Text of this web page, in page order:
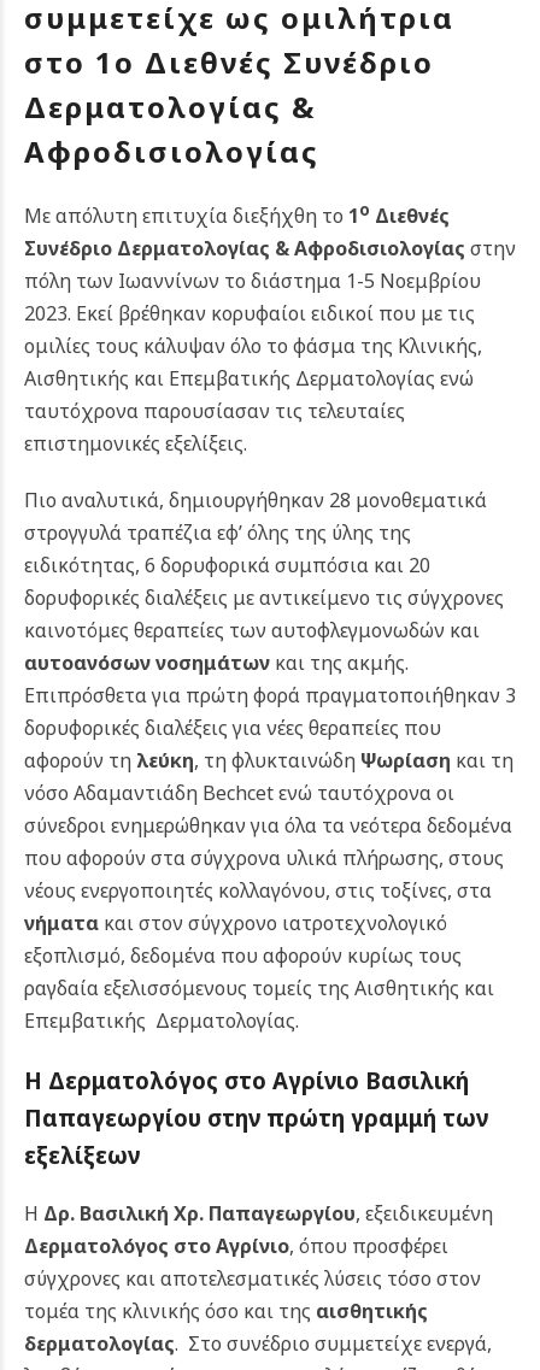
συμμετείχε ως ομιλήτρια
στο 1ο Διεθνές Συνέδριο
Δερματολογίας &
Αφροδισιολογίας
Με απόλυτη επιτυχία διεξήχθη το 1ο Διεθνές
Συνέδριο Δερματολογίας & Αφροδισιολογίας στην
πόλη των Ιωαννίνων το διάστημα 1-5 Νοεμβρίου
2023. Εκεί βρέθηκαν κορυφαίοι ειδικοί που με τις
ομιλίες τους κάλυψαν όλο το φάσμα της Κλινικής,
Αισθητικής και Επεμβατικής Δερματολογίας ενώ
ταυτόχρονα παρουσίασαν τις τελευταίες
επιστημονικές εξελίξεις.
Πιο αναλυτικά, δημιουργήθηκαν 28 μονοθεματικά
στρογγυλά τραπέζια εφ’ όλης της ύλης της
ειδικότητας, 6 δορυφορικά συμπόσια και 20
δορυφορικές διαλέξεις με αντικείμενο τις σύγχρονες
καινοτόμες θεραπείες των αυτοφλεγμονωδών και
αυτοανόσων νοσημάτων και της ακμής.
Επιπρόσθετα για πρώτη φορά πραγματοποιήθηκαν 3
δορυφορικές διαλέξεις για νέες θεραπείες που
αφορούν τη λεύκη, τη φλυκταινώδη Ψωρίαση και τη
νόσο Αδαμαντιάδη Bechcet ενώ ταυτόχρονα οι
σύνεδροι ενημερώθηκαν για όλα τα νεότερα δεδομένα
που αφορούν στα σύγχρονα υλικά πλήρωσης, στους
νέους ενεργοποιητές κολλαγόνου, στις τοξίνες, στα
νήματα και στον σύγχρονο ιατροτεχνολογικό
εξοπλισμό, δεδομένα που αφορούν κυρίως τους
ραγδαία εξελισσόμενους τομείς της Αισθητικής και
Επεμβατικής Δερματολογίας.
Η Δερματολόγος στο Αγρίνιο Βασιλική
Παπαγεωργίου στην πρώτη γραμμή των
εξελίξεων
Η Δρ. Βασιλική Χρ. Παπαγεωργίου, εξειδικευμένη
Δερματολόγος στο Αγρίνιο, όπου προσφέρει
σύγχρονες και αποτελεσματικές λύσεις τόσο στον
τομέα της κλινικής όσο και της αισθητικής
δερματολογίας. Στο συνέδριο συμμετείχε ενεργά,